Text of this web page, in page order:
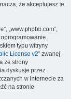
że akceptujesz te
„www.phpbb.com”,
oprogramowanie
typu witryny
License v2” zwanej
ze strony
dyskusje przez
w internecie za
na stronie